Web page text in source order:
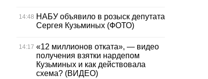
14:48 НАБУ объявило в розыск депутата
Сергея Кузьминых (ФОТО)
14:17 «12 миллионов отката», — видео
получения взятки нардепом
Кузьминых и как действовала
схема? (ВИДЕО)